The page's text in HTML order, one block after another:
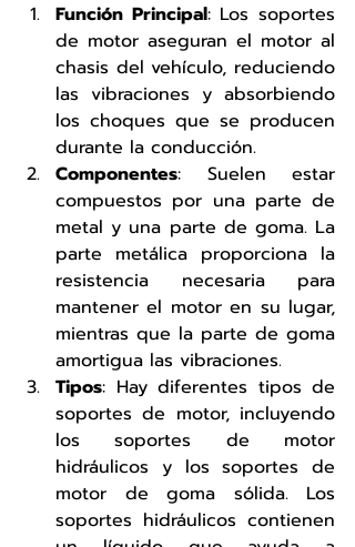
Función Principal: Los soportes
de motor aseguran el motor al
chasis del vehículo, reduciendo
las vibraciones y absorbiendo
los choques que se producen
durante la conducción.
Componentes: Suelen estar
compuestos por una parte de
metal y una parte de goma. La
parte metálica proporciona la
resistencia necesaria para
mantener el motor en su lugar,
mientras que la parte de goma
amortigua las vibraciones.
Tipos: Hay diferentes tipos de
soportes de motor, incluyendo
los soportes de motor
hidráulicos y los soportes de
motor de goma sólida. Los
soportes hidráulicos contienen